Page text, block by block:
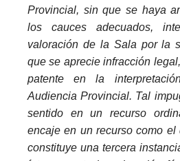
Provincial, sin que se haya
los cauces adecuados,
valoración de la Sala por la
que se aprecie infracción
patente en la
Audiencia Provincial. Tal
sentido en un recurso
encaje en un recurso como
constituye una tercera